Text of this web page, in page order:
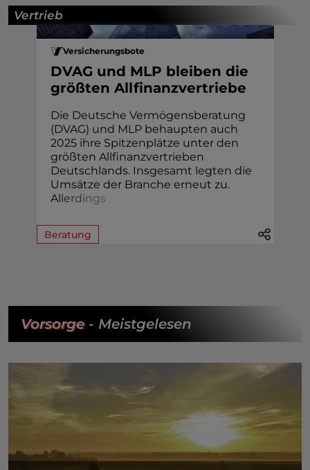
Vertrieb
Versicherungsbote
DVAG und MLP bleiben die
größten Allfinanzvertriebe
Die Deutsche Vermögensberatung
(DVAG) und MLP behaupten auch
2025 ihre Spitzenplätze unter den
größten Allfinanzvertrieben
Deutschlands. Insgesamt legten die
Umsätze der Branche erneut zu.
Allerdings
Beratung
Vorsorge- Meistgelesen